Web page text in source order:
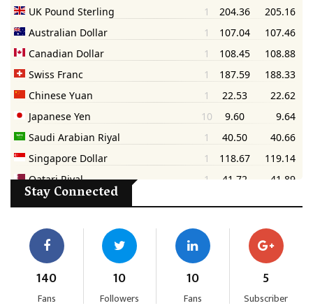
Stay Connected
140
Fans
10
Followers
10
Fans
5
Subscriber